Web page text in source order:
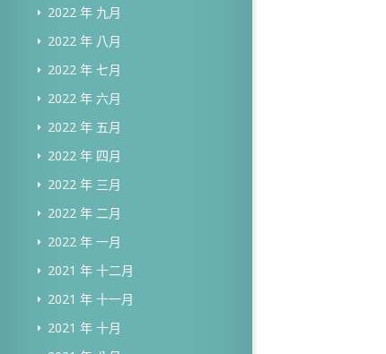
2022 年 九月
2022 年 八月
2022 年 七月
2022 年 六月
2022 年 五月
2022 年 四月
2022 年 三月
2022 年 二月
2022 年 一月
2021 年 十二月
2021 年 十一月
2021 年 十月